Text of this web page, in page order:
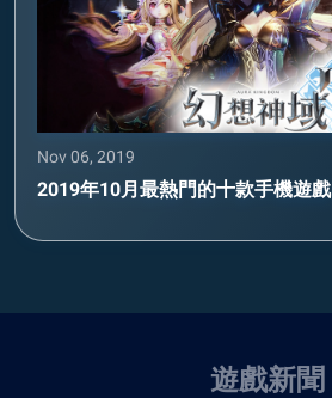
Nov 06, 2019
2019年10月最熱門的十款手機遊戲
遊戲新聞